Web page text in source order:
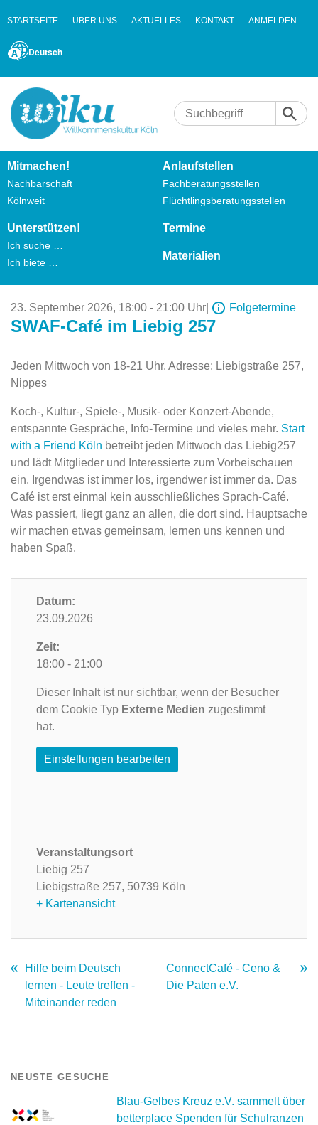
STARTSEITE ÜBER UNS AKTUELLES KONTAKT ANMELDEN
Deutsch
Mitmachen!
Nachbarschaft
Kölnweit
Anlaufstellen
Fachberatungsstellen
Flüchtlingsberatungsstellen
Unterstützen!
Ich suche …
Ich biete …
Termine
Materialien
23. September 2026, 18:00 - 21:00 Uhr Folgetermine
SWAF-Café im Liebig 257
Jeden Mittwoch von 18-21 Uhr. Adresse: Liebigstraße 257,
Nippes
Koch-, Kultur-, Spiele-, Musik- oder Konzert-Abende,
entspannte Gespräche, Info-Termine und vieles mehr. Start
with a Friend Köln betreibt jeden Mittwoch das Liebig257
und lädt Mitglieder und Interessierte zum Vorbeischauen
ein. Irgendwas ist immer los, irgendwer ist immer da. Das
Café ist erst einmal kein ausschließliches Sprach-Café.
Was passiert, liegt ganz an allen, die dort sind. Hauptsache
wir machen etwas gemeinsam, lernen uns kennen und
haben Spaß.
Datum:
23.09.2026
Zeit:
18:00 - 21:00
Dieser Inhalt ist nur sichtbar, wenn der Besucher
dem Cookie Typ Externe Medien zugestimmt
hat.
Einstellungen bearbeiten
Veranstaltungsort
Liebig 257
Liebigstraße 257, 50739 Köln
+ Kartenansicht
Hilfe beim Deutsch
lernen - Leute treffen -
Miteinander reden
ConnectCafé - Ceno &
Die Paten e.V.
NEUSTE GESUCHE
Blau-Gelbes Kreuz e.V. sammelt über
betterplace Spenden für Schulranzen